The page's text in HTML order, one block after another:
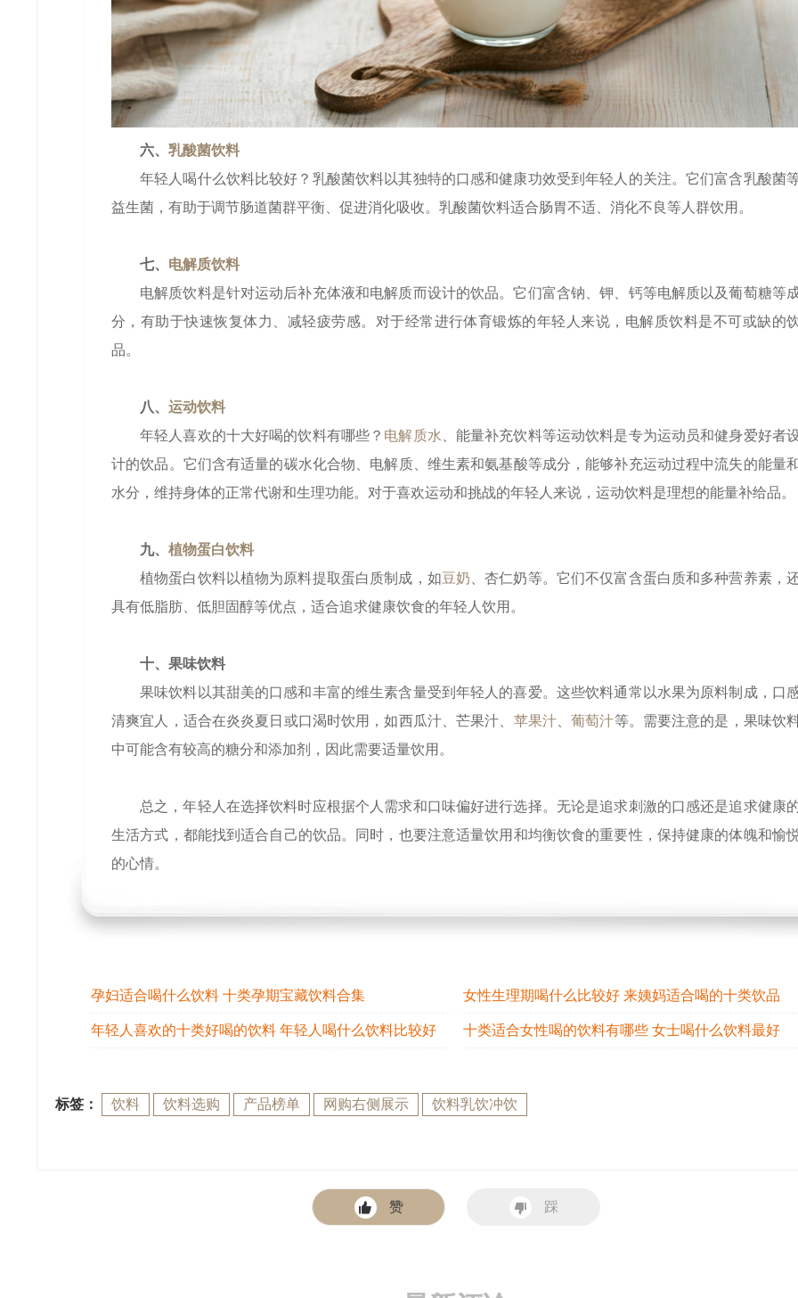
六、 乳酸菌饮料
年轻人喝什么饮料比较好？乳酸菌饮料以其独特的口感和健康功效受到年轻人的关注。它们富含乳酸菌
益生菌，有助于调节肠道菌群平衡、促进消化吸收。乳酸菌饮料适合肠胃不适、消化不良等人群饮用。
七、 电解质饮料
电解质饮料是针对运动后补充体液和电解质而设计的饮品。它们富含钠、钾、钙等电解质以及葡萄糖等
分，有助于快速恢复体力、减轻疲劳感。对于经常进行体育锻炼的年轻人来说，电解质饮料是不可或缺的
品。
八、 运动饮料
年轻人喜欢的十大好喝的饮料有哪些？ 电解质水
、能量补充饮料等运动饮料是专为运动员和健身爱好者
计的饮品。它们含有适量的碳水化合物、电解质、维生素和氨基酸等成分，能够补充运动过程中流失的能量
水分，维持身体的正常代谢和生理功能。对于喜欢运动和挑战的年轻人来说，运动饮料是理想的能量补给品。
九、 植物蛋白饮料
植物蛋白饮料以植物为原料提取蛋白质制成，如豆奶 、杏仁奶等。它们不仅富含蛋白质和多种营养素，
具有低脂肪、低胆固醇等优点，适合追求健康饮食的年轻人饮用。
十、果味饮料
果味饮料以其甜美的口感和丰富的维生素含量受到年轻人的喜爱。这些饮料通常以水果为原料制成，口
清爽宜人，适合在炎炎夏日或口渴时饮用，如西瓜汁、芒果汁、 苹果汁、葡萄汁等。需要注意的是，果味饮
中可能含有较高的糖分和添加剂，因此需要适量饮用。
总之，年轻人在选择饮料时应根据个人需求和口味偏好进行选择。无论是追求刺激的口感还是追求健康
生活方式，都能找到适合自己的饮品。同时，也要注意适量饮用和均衡饮食的重要性，保持健康的体魄和愉
的心情。
孕妇适合喝什么饮料 十类孕期宝藏饮料合集 女性生理期喝什么比较好 来姨妈适合喝的十类饮品
年轻人喜欢的十类好喝的饮料 年轻人喝什么饮料比较好 十类适合女性喝的饮料有哪些 女士喝什么饮料最好
标签： 饮料 饮料选购 产品榜单 网购右侧展示 饮料乳饮冲饮
赞 踩